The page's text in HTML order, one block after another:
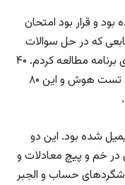
بود و قرار بود امتحان
منابعی که در حل سوالات
یاری‌کننده بود را شناسایی و دریافت و روی برنامه مطالعه کردم. ۴۰
سوال ریاضی، ۲۰ سوال هندسه و ۲۰ سوال تست هوش و این ۸۰
شده بود. این دو
خم و پیچ معادلات و
حساب و الجبر